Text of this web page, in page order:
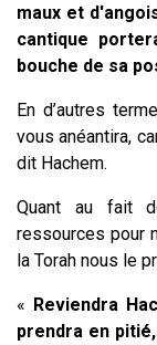
maux et
cantique
bouche de sa
En d’autres
vous anéantira,
dit Hachem.
Quant au fait
ressources pour
la Torah nous le
« Reviendra
prendra en